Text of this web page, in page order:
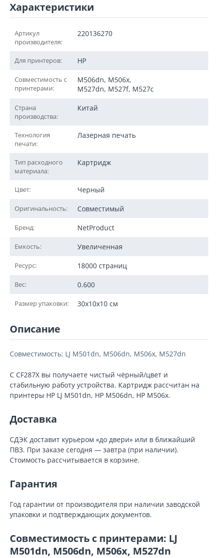
Характеристики
Артикул
производителя:
220136270
Для принтеров: HP
Совместимость с
принтерами:
M506dn, M506x,
M527dn, M527f, M527c
Страна
производства:
Китай
Технология
печати:
Лазерная печать
Тип расходного
материала:
Картридж
Цвет: Черный
Оригинальность: Совместимый
Бренд: NetProduct
Емкость: Увеличенная
Ресурс: 18000 страниц
Вес: 0.600
Размер упаковки: 30x10x10 см
Описание
Совместимость: LJ M501dn, M506dn, M506x, M527dn
С CF287X вы получаете чистый чёрный/цвет и
стабильную работу устройства. Картридж рассчитан на
принтеры HP LJ M501dn, HP M506dn, HP M506x.
Доставка
СДЭК доставит курьером «до двери» или в ближайший
ПВЗ. При заказе сегодня — завтра (при наличии).
Стоимость рассчитывается в корзине.
Гарантия
Год гарантии от производителя при наличии заводской
упаковки и подтверждающих документов.
Совместимость с принтерами: LJ
M501dn, M506dn, M506x, M527dn